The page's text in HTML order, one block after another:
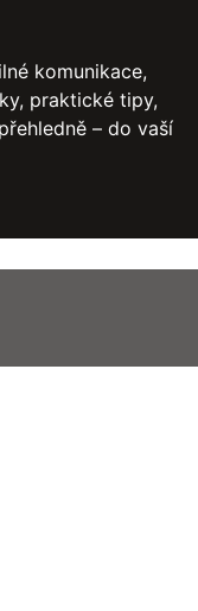
komunikace,
praktické tipy,
– do vaší